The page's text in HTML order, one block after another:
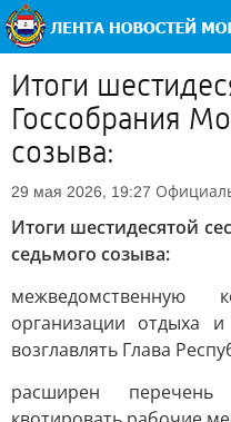
Итоги
Госсобрания
созыва:
29 мая 2026, 19:27
Итоги шестидесятой
седьмого созыва:
организации отдыха
возглавлять Глава
расширен перечень